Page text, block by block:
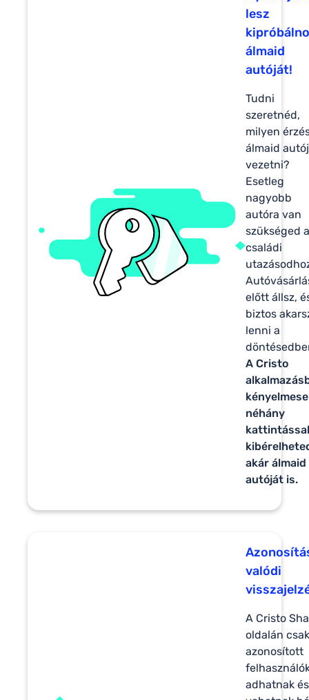
lesz
álmaid
autóját!
Tudni
szeretnéd,
milyen
álmaid
vezetni?
Esetleg
nagyobb
autóra van
szükséged a
családi
előtt állsz,
biztos
lenni a
A Cristo
néhány
kattintással
akár álmaid
autóját is.
valódi
A Cristo
oldalán csak
azonosított
adhatnak és